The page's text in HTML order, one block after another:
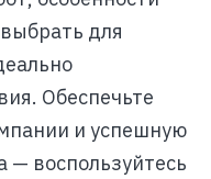
для
Обеспечьте
и успешную
— воспользуйтесь